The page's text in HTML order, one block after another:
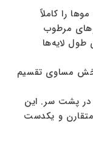
موها را کاملاً
مرطوب
لایه‌ها
بخش مساوی تقسیم
پشت سر. این
و یکدست